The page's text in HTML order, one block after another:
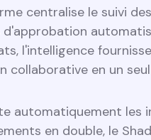
centralise le suivi
l'intelligence
collaborative en un
automatiquement les
en double, le